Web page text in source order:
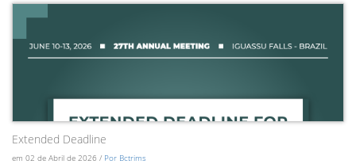
Extended Deadline
em 02 de Abril de 2026 / Por Bctrims